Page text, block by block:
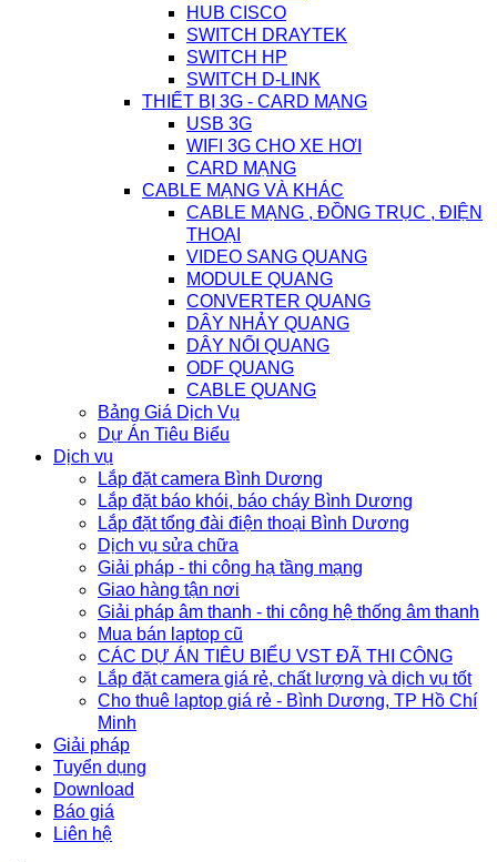
HUB CISCO
SWITCH DRAYTEK
SWITCH HP
SWITCH D-LINK
THIẾT BỊ 3G - CARD MẠNG
USB 3G
WIFI 3G CHO XE HƠI
CARD MẠNG
CABLE MẠNG VÀ KHÁC
CABLE MẠNG , ĐỒNG TRỤC , ĐIỆN
THOẠI
VIDEO SANG QUANG
MODULE QUANG
CONVERTER QUANG
DÂY NHẢY QUANG
DÂY NỐI QUANG
ODF QUANG
CABLE QUANG
Bảng Giá Dịch Vụ
Dự Án Tiêu Biểu
Dịch vụ
Lắp đặt camera Bình Dương
Lắp đặt báo khói, báo cháy Bình Dương
Lắp đặt tổng đài điện thoại Bình Dương
Dịch vụ sửa chữa
Giải pháp - thi công hạ tầng mạng
Giao hàng tận nơi
Giải pháp âm thanh - thi công hệ thống âm thanh
Mua bán laptop cũ
CÁC DỰ ÁN TIÊU BIỂU VST ĐÃ THI CÔNG
Lắp đặt camera giá rẻ, chất lượng và dịch vụ tốt
Cho thuê laptop giá rẻ - Bình Dương, TP Hồ Chí
Minh
Giải pháp
Tuyển dụng
Download
Báo giá
Liên hệ